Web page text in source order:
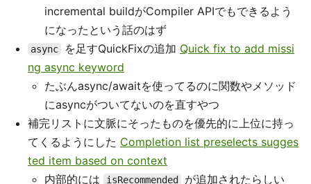
incremental buildがCompiler APIでもできるよう
になったという話のはず
async を足すQuickFixの追加 Quick fix to add missi
ng async keyword
たぶんasync/awaitを使ってるのに関数やメソッド
にasyncがついてないのを直すやつ
補完リストに文脈にそったものを優先的に上位に持っ
てくるようにした Completion list preselects sugges
ted item based on context
内部的には
isRecommended
が追加されたらしい